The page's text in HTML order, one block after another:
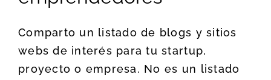
Comparto un listado de blogs y sitios
webs de interés para tu startup,
proyecto o empresa. No es un listado